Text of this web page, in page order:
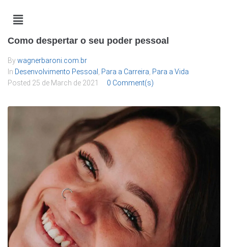
Como despertar o seu poder pessoal
Bywagnerbaroni.com.br
In Desenvolvimento Pessoal , Para a Carreira, Para a Vida
Posted 25 de March de 2021 0 Comment(s)